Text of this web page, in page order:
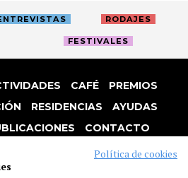
RODAJES
FESTIVALES
CAFÉ
PREMIOS
RESIDENCIAS
AYUDAS
CONTACTO
COOKIES
Política de cookies